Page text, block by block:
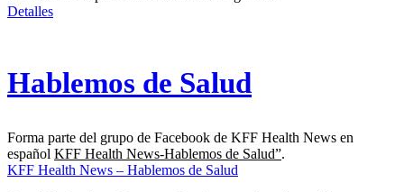
Detalles
Hablemos de Salud
Forma parte del grupo de Facebook de KFF Health News en
español KFF Health News-Hablemos de Salud”.
KFF Health News – Hablemos de Salud